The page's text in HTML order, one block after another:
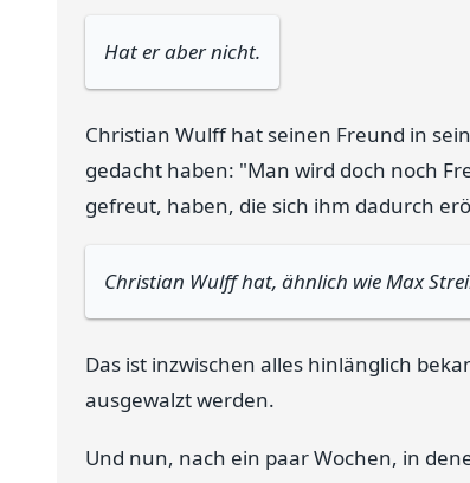
Hat er aber nicht.
Christian Wulff hat seinen Freund in
gedacht haben: "Man wird doch noch
gefreut, haben, die sich ihm dadurch
Christian Wulff hat, ähnlich wie Max
Das ist inzwischen alles hinlänglich
ausgewalzt werden.
Und nun, nach ein paar Wochen, in